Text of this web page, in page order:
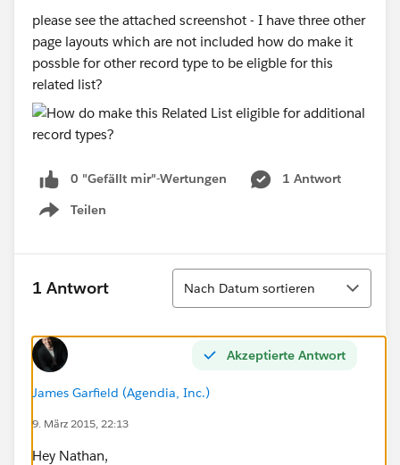
please see the attached screenshot - I have three other
page layouts which are not included how do make it
possble for other record type to be eligble for this
related list?
0 "Gefällt mir"-Wertungen
1 Antwort
Teilen
Show menu
1 Antwort
Sortieren
Nach Datum sortieren
Akzeptierte Antwort
James Garfield (Agendia, Inc.)
9. März 2015, 22:13
Hey Nathan,